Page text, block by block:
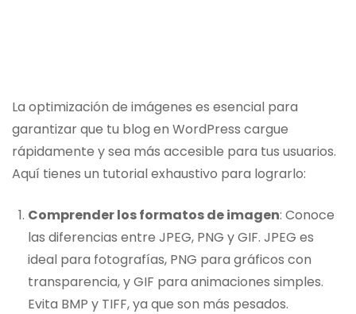
La optimización de imágenes es esencial para
garantizar que tu blog en WordPress cargue
rápidamente y sea más accesible para tus usuarios.
Aquí tienes un tutorial exhaustivo para lograrlo:
Comprender los formatos de imagen: Conoce
las diferencias entre JPEG, PNG y GIF. JPEG es
ideal para fotografías, PNG para gráficos con
transparencia, y GIF para animaciones simples.
Evita BMP y TIFF, ya que son más pesados.